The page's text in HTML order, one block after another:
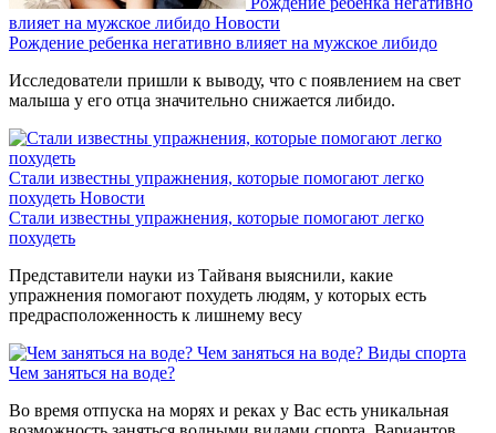
влияет на мужское либидо Новости
Рождение ребенка негативно влияет на мужское либидо
Исследователи пришли к выводу, что с появлением на свет
малыша у его отца значительно снижается либидо.
Стали известны упражнения, которые помогают легко
похудеть Новости
Стали известны упражнения, которые помогают легко
похудеть
Представители науки из Тайваня выяснили, какие
упражнения помогают похудеть людям, у которых есть
предрасположенность к лишнему весу
Чем заняться на воде? Виды спорта
Чем заняться на воде?
Во время отпуска на морях и реках у Вас есть уникальная